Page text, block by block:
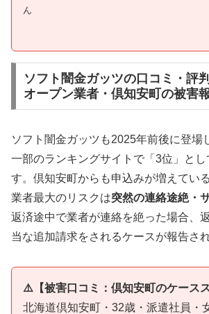
ん
ソフト闇金ガッツの口コミ・評
オープン業者・倶知安町の被害報
ソフト闇金ガッツも2025年前後に登場
一部のランキングサイトで「3位」とし
す。倶知安町からも申込みが増えてい
業者最大のリスクは突然の連絡途絶・
返済途中で業者が連絡を絶った場合、
当な追加請求をされるケースが報告さ
⚠️【被害口コミ：倶知安町のケースス
北海道倶知安町・32歳・派遣社員・